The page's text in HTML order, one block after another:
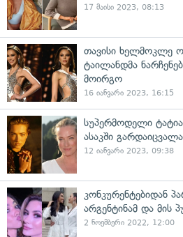
17 მაისი 2023, 08:13
თავისი ხელმოკლე
ტაილანდმა
მოირგო
16 იანვარი 2023, 16:15
სუპერმოდელი
ასაკში გარდაიცვალა
12 იანვარი 2023, 09:38
კონკურენტებიდან
არგენტინამ და მის
2 ნოემბერი 2022, 12:00